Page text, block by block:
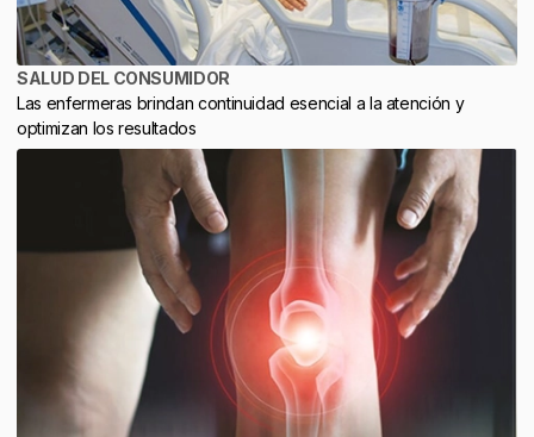
SALUD DEL CONSUMIDOR
Las enfermeras brindan continuidad esencial a la atención y
optimizan los resultados